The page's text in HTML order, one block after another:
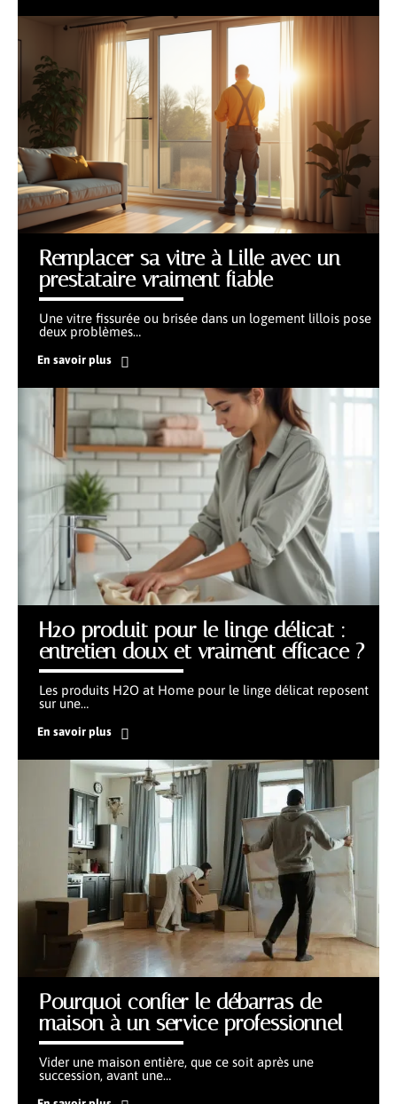
Remplacer sa vitre à Lille avec un
prestataire vraiment fiable
Une vitre fissurée ou brisée dans un logement lillois pose
deux problèmes…
En savoir plus
H20 produit pour le linge délicat :
entretien doux et vraiment efficace ?
Les produits H2O at Home pour le linge délicat reposent
sur une…
En savoir plus
Pourquoi confier le débarras de
maison à un service professionnel
Vider une maison entière, que ce soit après une
succession, avant une…